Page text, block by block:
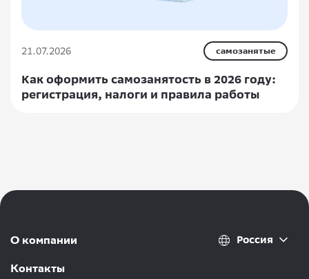
21.07.2026 самозанятые
Как оформить самозанятость в 2026 году:
регистрация, налоги и правила работы
О компании
Контакты
Россия